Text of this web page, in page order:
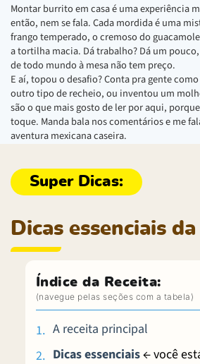
Montar burrito em casa é uma experiência
então, nem se fala. Cada mordida é uma
frango temperado, o cremoso do
a tortilha macia. Dá trabalho? Dá um
de todo mundo à mesa não tem preço.
E aí, topou o desafio? Conta pra gente
outro tipo de recheio, ou inventou um
são o que mais gosto de ler por aqui,
toque. Manda bala nos comentários e me
aventura mexicana caseira.
Dicas essenciais
Índice da Receita:
A receita principal
Dicas essenciais← você